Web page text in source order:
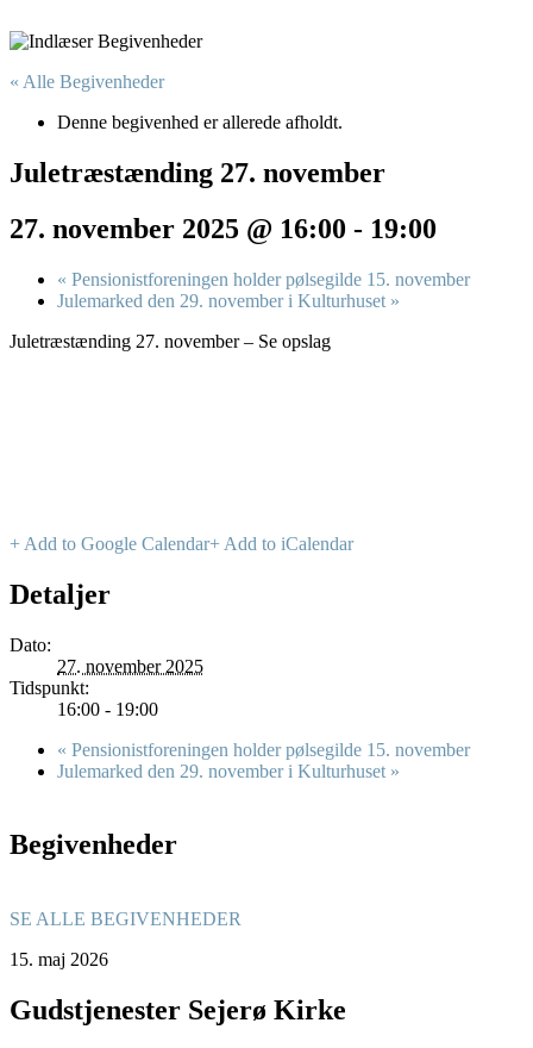
« Alle Begivenheder
Denne begivenhed er allerede afholdt.
Juletræstænding 27. november
27. november 2025 @ 16:00 - 19:00
« Pensionistforeningen holder pølsegilde 15. november
Julemarked den 29. november i Kulturhuset »
Juletræstænding 27. november – Se opslag
+ Add to Google Calendar+ Add to iCalendar
Detaljer
Dato:
27. november 2025
Tidspunkt:
16:00 - 19:00
« Pensionistforeningen holder pølsegilde 15. november
Julemarked den 29. november i Kulturhuset »
Begivenheder
SE ALLE BEGIVENHEDER
15. maj 2026
Gudstjenester Sejerø Kirke